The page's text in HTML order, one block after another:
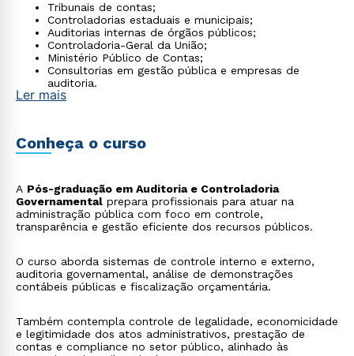
Tribunais de contas;
Controladorias estaduais e municipais;
Auditorias internas de órgãos públicos;
Controladoria-Geral da União;
Ministério Público de Contas;
Consultorias em gestão pública e empresas de
auditoria.
Ler mais
Conheça o curso
A Pós-graduação em Auditoria e Controladoria
Governamental prepara profissionais para atuar na
administração pública com foco em controle,
transparência e gestão eficiente dos recursos públicos.
O curso aborda sistemas de controle interno e externo,
auditoria governamental, análise de demonstrações
contábeis públicas e fiscalização orçamentária.
Também contempla controle de legalidade, economicidade
e legitimidade dos atos administrativos, prestação de
contas e compliance no setor público, alinhado às